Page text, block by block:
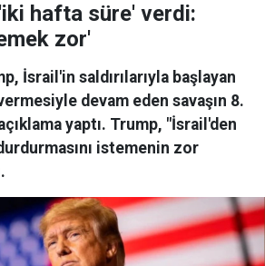
hafta süre' verdi:
zor'
İsrail'in saldırılarıyla başlayan
devam eden savaşın 8.
yaptı. Trump, "İsrail'den
durdurmasını istemenin zor